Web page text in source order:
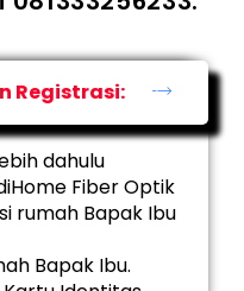
Registrasi:
dahulu
Fiber Optik
rumah Bapak Ibu
Bapak Ibu.